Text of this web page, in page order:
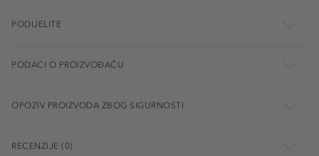
PODIJELITE
PODACI O PROIZVOĐAČU
OPOZIV PROIZVODA ZBOG SIGURNOSTI
RECENZIJE (0)